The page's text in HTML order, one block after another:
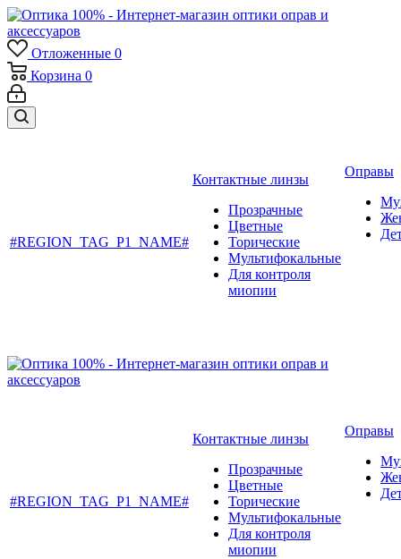
Отложенные 0
Корзина 0
#REGION_TAG_P1_NAME#
Контактные линзы
Прозрачные
Цветные
Торические
Мультифокальные
Для контроля
миопии
Оправы
#REGION_TAG_P1_NAME#
Контактные линзы
Прозрачные
Цветные
Торические
Мультифокальные
Для контроля
миопии
Оправы